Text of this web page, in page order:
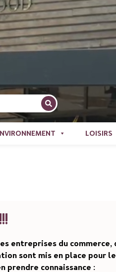
LOISIRS
entreprises du
sont mis en place pour
prendre connaissance :